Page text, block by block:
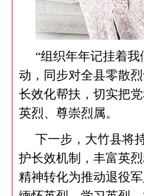
“组织年年记挂着
动，同步对全县零散
长效化帮扶，切实把
英烈、尊崇烈属。
下一步，大竹县将
护长效机制，丰富英
精神转化为推动退役